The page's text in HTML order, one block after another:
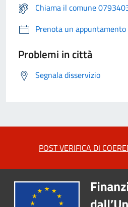
Chiama il comune
Prenota un appuntamento
Problemi in città
Segnala disservizio
POST VERIFICA DI